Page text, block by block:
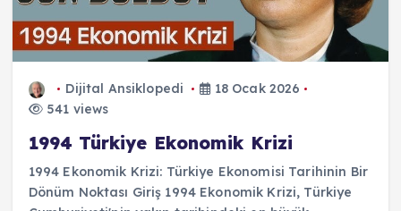
Dijital Ansiklopedi
18 Ocak 2026
541 views
1994 Türkiye Ekonomik Krizi
1994 Ekonomik Krizi: Türkiye Ekonomisi Tarihinin Bir
Dönüm Noktası Giriş 1994 Ekonomik Krizi, Türkiye